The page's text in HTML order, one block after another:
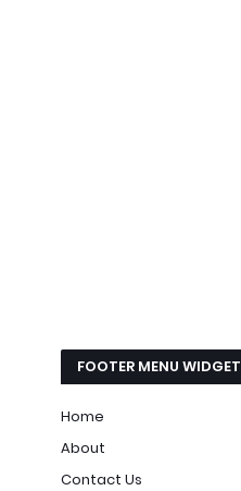
FOOTER MENU WIDGET
Home
About
Contact Us